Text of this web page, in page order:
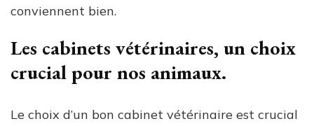
conviennent bien.
Les cabinets vétérinaires, un choix
crucial pour nos animaux.
Le choix d’un bon cabinet vétérinaire est crucial